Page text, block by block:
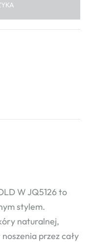
W JQ5126 to
stylem.
naturalnej,
przez cały